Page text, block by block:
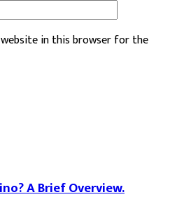
website in this browser for the
A Brief Overview.